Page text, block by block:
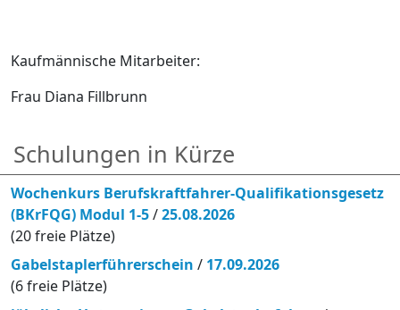
Kaufmännische Mitarbeiter:
Frau Diana Fillbrunn
Schulungen in Kürze
Wochenkurs Berufskraftfahrer-Qualifikationsgesetz
(BKrFQG) Modul 1-5/25.08.2026
(20 freie Plätze)
Gabelstaplerführerschein / 17.09.2026
(6 freie Plätze)